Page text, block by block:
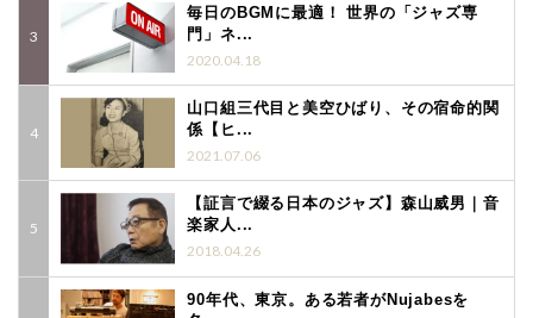
毎日のBGMに最適！ 世界の「ジャズ専
門」ネ...
2020.04.18
山口組三代目と美空ひばり、その宿命的関
係【ヒ...
2021.07.06
【証言で綴る日本のジャズ】森山威男｜音
楽家人...
2018.04.26
90年代、東京。ある若者がNujabesを